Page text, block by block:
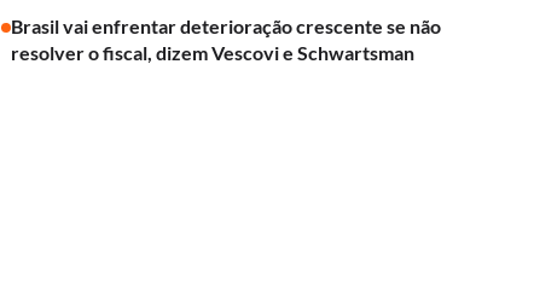
Brasil vai enfrentar deterioração crescente se não
resolver o fiscal, dizem Vescovi e Schwartsman